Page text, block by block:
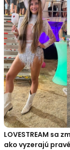
LOVESTREAM sa
ako vyzerajú